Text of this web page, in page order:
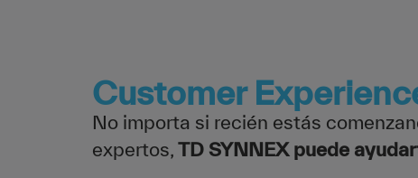
Customer
No importa si recién estás
expertos, TD SYNNEX puede